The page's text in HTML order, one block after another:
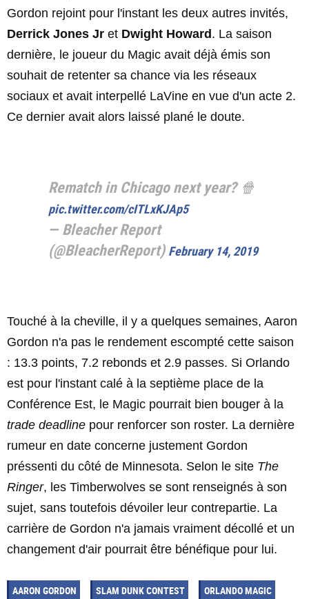
Gordon rejoint pour l'instant les deux autres invités,
Derrick Jones Jr et Dwight Howard . La saison
dernière, le joueur du Magic avait déjà émis son
souhait de retenter sa chance via les réseaux
sociaux et avait interpellé LaVine en vue d'un acte 2.
Ce dernier avait alors laissé plané le doute.
Rematch in Chicago next year? 🍿
pic.twitter.com/cITLxKJAp5
— Bleacher Report
(@BleacherReport) February 14, 2019
Touché à la cheville, il y a quelques semaines, Aaron
Gordon n'a pas le rendement escompté cette saison
: 13.3 points, 7.2 rebonds et 2.9 passes. Si Orlando
est pour l'instant calé à la septième place de la
Conférence Est, le Magic pourrait bien bouger à la
trade deadline pour renforcer son roster. La dernière
rumeur en date concerne justement Gordon
préssenti du côté de Minnesota. Selon le site The
Ringer, les Timberwolves se sont renseignés à son
sujet, sans toutefois dévoiler leur contrepartie. La
carrière de Gordon n'a jamais vraiment décollé et un
changement d'air pourrait être bénéfique pour lui.
AARON GORDON SLAM DUNK CONTEST ORLANDO MAGIC